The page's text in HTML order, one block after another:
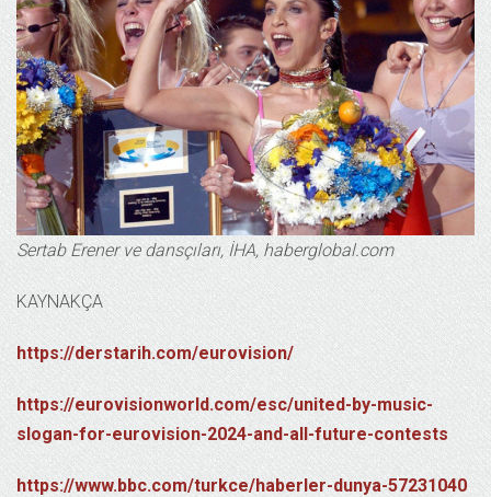
Sertab Erener ve dansçıları, İHA, haberglobal.com
KAYNAKÇA
https://derstarih.com/eurovision/
https://eurovisionworld.com/esc/united-by-music-
slogan-for-eurovision-2024-and-all-future-contests
https://www.bbc.com/turkce/haberler-dunya-57231040